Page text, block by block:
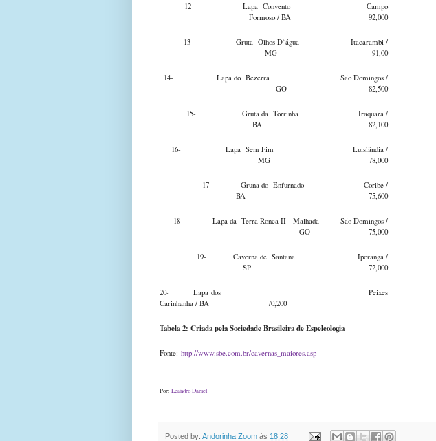
12 Lapa Convento Campo
Formoso / BA 92,000
13 Gruta Olhos D`água Itacarambi /
MG 91,00
14- Lapa do Bezerra São Domingos /
GO 82,500
15- Gruta da Torrinha Iraquara /
BA 82,100
16- Lapa Sem Fim Luislândia /
MG 78,000
17- Gruna do Enfurnado Coribe /
BA 75,600
18- Lapa da Terra Ronca II - Malhada São Domingos /
GO 75,000
19- Caverna de Santana Iporanga /
SP 72,000
20- Lapa dos Peixes
Carinhanha / BA 70,200
Tabela 2: Criada pela Sociedade Brasileira de Espeleologia
Fonte: http://www.sbe.com.br/cavernas_maiores.asp
Por: Leandro Daniel
Posted by: Andorinha Zoom às 18:28